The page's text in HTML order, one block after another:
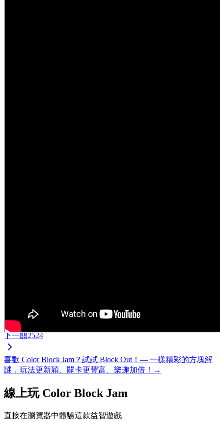
下一關2524
喜歡 Color Block Jam？試試 Block Out！— 一樣精彩的方塊解
謎，玩法更新穎、關卡更豐富、樂趣加倍！→
線上玩 Color Block Jam
直接在瀏覽器中體驗這款益智遊戲